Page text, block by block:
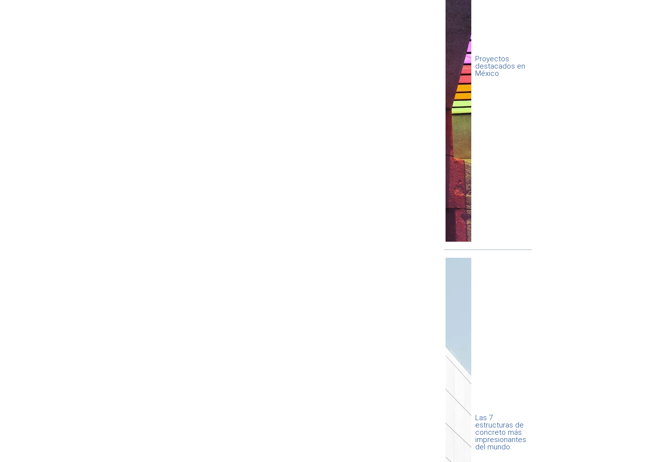
Proyectos
destacados en
México
Las 7
estructuras de
concreto más
impresionantes
del mundo